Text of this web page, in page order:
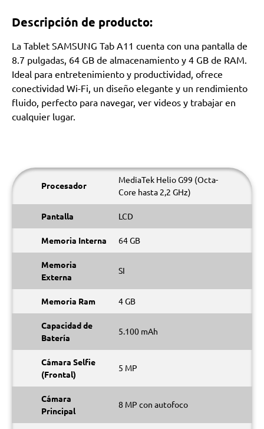
Descripción de producto:
La Tablet SAMSUNG Tab A11 cuenta con una pantalla de
8.7 pulgadas, 64 GB de almacenamiento y 4 GB de RAM.
Ideal para entretenimiento y productividad, ofrece
conectividad Wi-Fi, un diseño elegante y un rendimiento
fluido, perfecto para navegar, ver videos y trabajar en
cualquier lugar.
Procesador
MediaTek Helio G99 (Octa-
Core hasta 2,2 GHz)
Pantalla LCD
Memoria Interna 64 GB
Memoria
Externa
SI
Memoria Ram 4 GB
Capacidad de
Batería
5.100 mAh
Cámara Selfie
(Frontal)
5 MP
Cámara
Principal
8 MP con autofoco